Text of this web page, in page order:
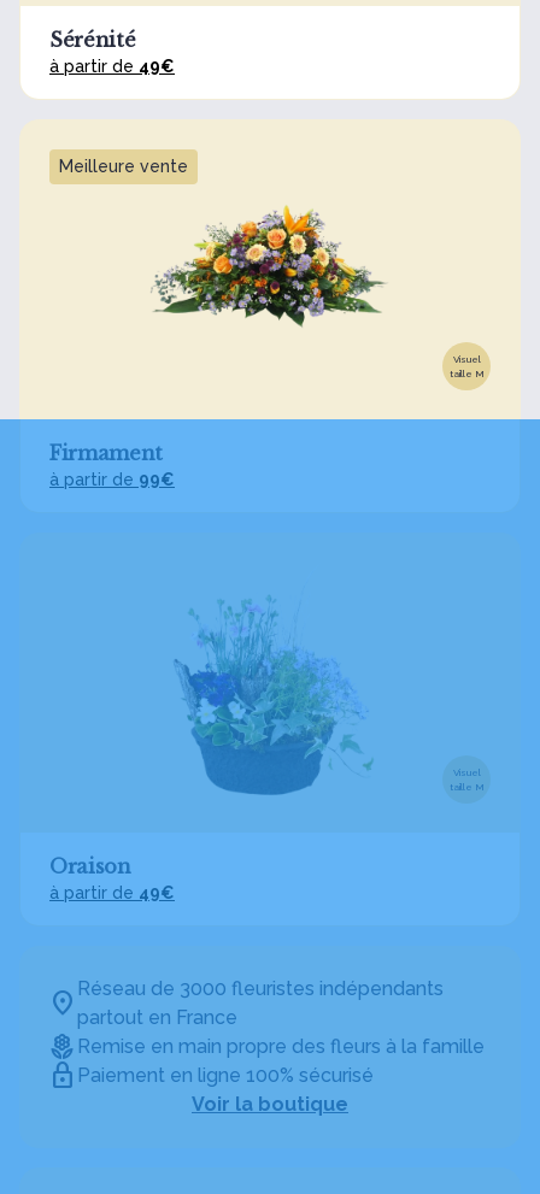
Réseau de 3000 fleuristes indépendants
partout en France
Remise en main propre des fleurs à la famille
Paiement en ligne 100% sécurisé
Voir la boutique
Sérénité
à partir de 49€
Meilleure vente
Visuel
taille M
Firmament
à partir de 99€
Visuel
taille M
Oraison
à partir de 49€